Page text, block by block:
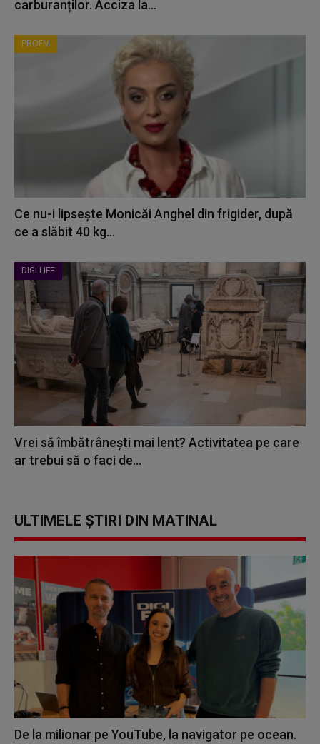
carburanților. Acciza la...
PROFM
Ce nu-i lipsește Monicăi Anghel din frigider, după
ce a slăbit 40 kg...
DIGI LIFE
Vrei să îmbătrânești mai lent? Activitatea pe care
ar trebui să o faci de...
ULTIMELE ȘTIRI DIN MATINAL
De la milionar pe YouTube, la navigator pe ocean.